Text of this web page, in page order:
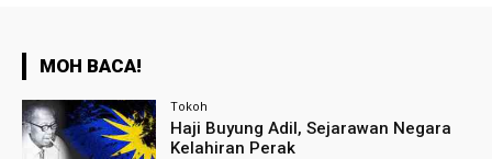
MOH BACA!
Tokoh
Haji Buyung Adil, Sejarawan Negara
Kelahiran Perak